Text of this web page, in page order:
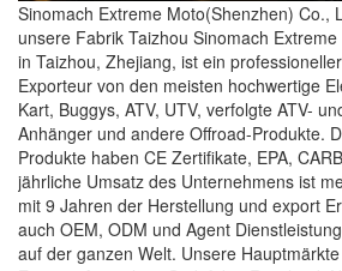
Sinomach Extreme Moto(Shenzhen) Co.,
unsere Fabrik Taizhou Sinomach
in Taizhou, Zhejiang, ist ein
Exporteur von den meisten hochwertige
Kart, Buggys, ATV, UTV, verfolgte ATV-
Anhänger und andere Offroad-Produkte.
Produkte haben CE Zertifikate, EPA,
jährliche Umsatz des Unternehmens ist
mit 9 Jahren der Herstellung und export
auch OEM, ODM und Agent
auf der ganzen Welt. Unsere